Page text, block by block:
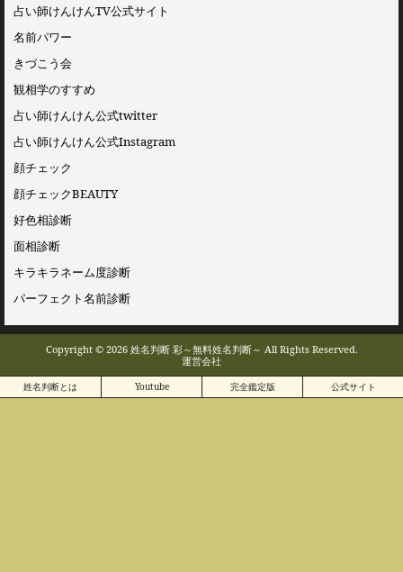
占い師けんけんTV公式サイト
名前パワー
きづこう会
観相学のすすめ
占い師けんけん公式twitter
占い師けんけん公式Instagram
顔チェック
顔チェックBEAUTY
好色相診断
面相診断
キラキラネーム度診断
パーフェクト名前診断
Copyright © 2026 姓名判断 彩～無料姓名判断～ All Rights Reserved.
運営会社
姓名判断とは Youtube 完全鑑定版 公式サイト